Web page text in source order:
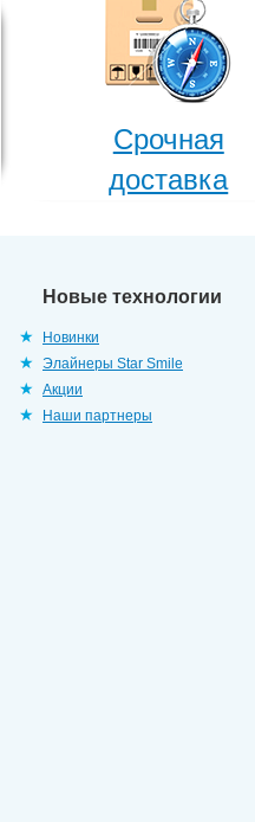
Срочная
доставка
Новые технологии
Новинки
Элайнеры Star Smile
Акции
Наши партнеры